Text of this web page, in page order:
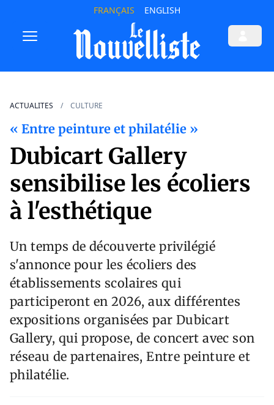
FRANÇAIS ENGLISH
ACTUALITES CULTURE
« Entre peinture et philatélie »
Dubicart Gallery
sensibilise les écoliers
à l'esthétique
Un temps de découverte privilégié
s'annonce pour les écoliers des
établissements scolaires qui
participeront en 2026, aux différentes
expositions organisées par Dubicart
Gallery, qui propose, de concert avec son
réseau de partenaires, Entre peinture et
philatélie.